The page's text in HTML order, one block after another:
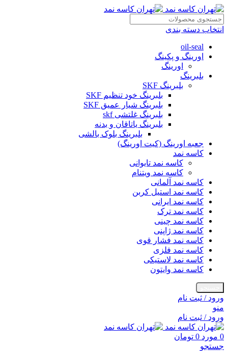
انتخاب دسته بندی
oil-seal
اورینگ و پکینگ
اورینگ
بلبرینگ
بلبرینگ SKF
بلبرینگ خود تنظیم SKF
بلبرینگ شیار عمیق SKF
بلبرینگ غلتشی skf
بلبرینگ یاتاقان و بدنه
بلبرینگ بلوک بالشی
جعبه اورینگ (کیت اورینگ)
کاسه نمد
کاسه نمد تایوانی
کاسه نمد ویتنام
کاسه نمد آلمانی
کاسه نمد استیل کربن
کاسه نمد ایرانی
کاسه نمد ترک
کاسه نمد چینی
کاسه نمد ژاپنی
کاسه نمد فشار قوی
کاسه نمد فلزی
کاسه نمد لاستیکی
کاسه نمد وایتون
ورود / ثبت نام
منو
ورود / ثبت نام
0 مورد 0 تومان
جستجو